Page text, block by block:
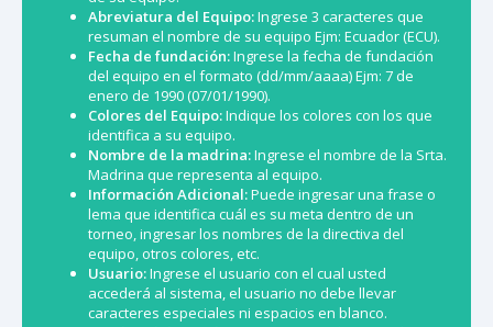
Abreviatura del Equipo:Ingrese 3 caracteres que
resuman el nombre de su equipo Ejm: Ecuador (ECU).
Fecha de fundación:Ingrese la fecha de fundación
del equipo en el formato (dd/mm/aaaa) Ejm: 7 de
enero de 1990 (07/01/1990).
Colores del Equipo:Indique los colores con los que
identifica a su equipo.
Nombre de la madrina:Ingrese el nombre de la Srta.
Madrina que representa al equipo.
Información Adicional:Puede ingresar una frase o
lema que identifica cuál es su meta dentro de un
torneo, ingresar los nombres de la directiva del
equipo, otros colores, etc.
Usuario:Ingrese el usuario con el cual usted
accederá al sistema, el usuario no debe llevar
caracteres especiales ni espacios en blanco.